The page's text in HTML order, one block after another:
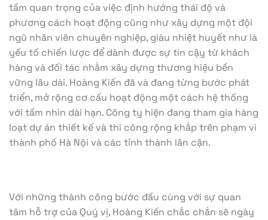
tầm quan trọng của việc định hướng thái độ và
phương cách hoạt động cũng như xây dựng một đội
ngũ nhân viên chuyên nghiệp, giàu nhiệt huyết như là
yếu tố chiến lược để dành được sự tin cậy từ khách
hàng và đối tác nhằm xây dựng thương hiệu bền
vững lâu dài. Hoàng Kiến đã và đang từng bước phát
triển, mở rộng cơ cấu hoạt động một cách hệ thống
với tầm nhìn dài hạn. Công ty hiện đang tham gia hàng
loạt dự án thiết kế và thi công rộng khắp trên phạm vi
thành phố Hà Nội và các tỉnh thành lân cận.
Với những thành công bước đầu cùng với sự quan
tâm hỗ trợ của Quý vị, Hoàng Kiến chắc chắn sẽ ngày